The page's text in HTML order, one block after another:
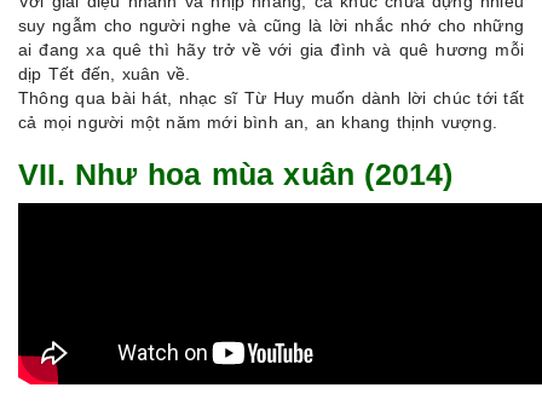
suy ngẫm cho người nghe và cũng là lời nhắc nhớ cho những
ai đang xa quê thì hãy trở về với gia đình và quê hương mỗi
dịp Tết đến, xuân về.
Thông qua bài hát, nhạc sĩ Từ Huy muốn dành lời chúc tới tất
cả mọi người một năm mới bình an, an khang thịnh vượng.
VII. Như hoa mùa xuân (2014)